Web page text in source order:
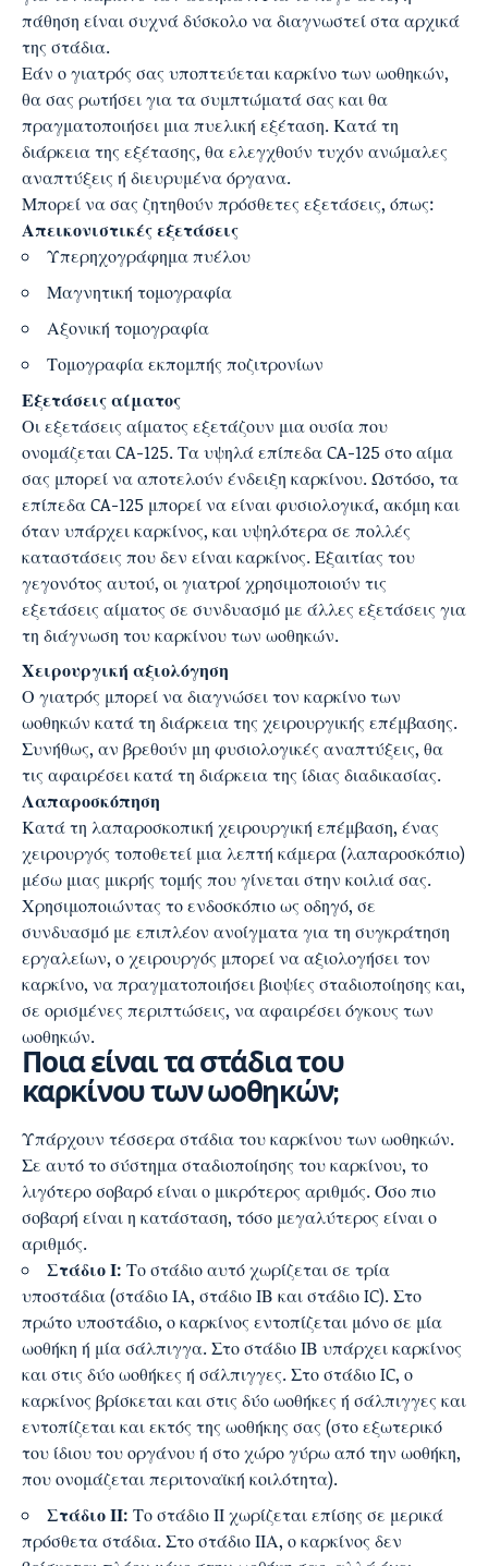
πάθηση είναι συχνά δύσκολο να διαγνωστεί στα αρχικά
της στάδια.
Εάν ο γιατρός σας υποπτεύεται καρκίνο των ωοθηκών,
θα σας ρωτήσει για τα συμπτώματά σας και θα
πραγματοποιήσει μια πυελική εξέταση. Κατά τη
διάρκεια της εξέτασης, θα ελεγχθούν τυχόν ανώμαλες
αναπτύξεις ή διευρυμένα όργανα.
Μπορεί να σας ζητηθούν πρόσθετες εξετάσεις, όπως:
Απεικονιστικές εξετάσεις
Υπερηχογράφημα πυέλου
Μαγνητική τομογραφία
Αξονική τομογραφία
Τομογραφία εκπομπής ποζιτρονίων
Εξετάσεις αίματος
Οι εξετάσεις αίματος εξετάζουν μια ουσία που
ονομάζεται CA-125. Τα υψηλά επίπεδα CA-125 στο αίμα
σας μπορεί να αποτελούν ένδειξη καρκίνου. Ωστόσο, τα
επίπεδα CA-125 μπορεί να είναι φυσιολογικά, ακόμη και
όταν υπάρχει καρκίνος, και υψηλότερα σε πολλές
καταστάσεις που δεν είναι καρκίνος. Εξαιτίας του
γεγονότος αυτού, οι γιατροί χρησιμοποιούν τις
εξετάσεις αίματος σε συνδυασμό με άλλες εξετάσεις για
τη διάγνωση του καρκίνου των ωοθηκών.
Χειρουργική αξιολόγηση
Ο γιατρός μπορεί να διαγνώσει τον καρκίνο των
ωοθηκών κατά τη διάρκεια της χειρουργικής επέμβασης.
Συνήθως, αν βρεθούν μη φυσιολογικές αναπτύξεις, θα
τις αφαιρέσει κατά τη διάρκεια της ίδιας διαδικασίας.
Λαπαροσκόπηση
Κατά τη λαπαροσκοπική χειρουργική επέμβαση, ένας
χειρουργός τοποθετεί μια λεπτή κάμερα (λαπαροσκόπιο)
μέσω μιας μικρής τομής που γίνεται στην κοιλιά σας.
Χρησιμοποιώντας το ενδοσκόπιο ως οδηγό, σε
συνδυασμό με επιπλέον ανοίγματα για τη συγκράτηση
εργαλείων, ο χειρουργός μπορεί να αξιολογήσει τον
καρκίνο, να πραγματοποιήσει βιοψίες σταδιοποίησης και,
σε ορισμένες περιπτώσεις, να αφαιρέσει όγκους των
ωοθηκών.
Ποια είναι τα στάδια του
καρκίνου των ωοθηκών;
Υπάρχουν τέσσερα στάδια του καρκίνου των ωοθηκών.
Σε αυτό το σύστημα σταδιοποίησης του καρκίνου, το
λιγότερο σοβαρό είναι ο μικρότερος αριθμός. Όσο πιο
σοβαρή είναι η κατάσταση, τόσο μεγαλύτερος είναι ο
αριθμός.
Στάδιο Ι: Το στάδιο αυτό χωρίζεται σε τρία
υποστάδια (στάδιο ΙΑ, στάδιο ΙΒ και στάδιο IC). Στο
πρώτο υποστάδιο, ο καρκίνος εντοπίζεται μόνο σε μία
ωοθήκη ή μία σάλπιγγα. Στο στάδιο ΙΒ υπάρχει καρκίνος
και στις δύο ωοθήκες ή σάλπιγγες. Στο στάδιο IC, ο
καρκίνος βρίσκεται και στις δύο ωοθήκες ή σάλπιγγες και
εντοπίζεται και εκτός της ωοθήκης σας (στο εξωτερικό
του ίδιου του οργάνου ή στο χώρο γύρω από την ωοθήκη,
που ονομάζεται περιτοναϊκή κοιλότητα).
Στάδιο ΙΙ: Το στάδιο ΙΙ χωρίζεται επίσης σε μερικά
πρόσθετα στάδια. Στο στάδιο ΙΙΑ, ο καρκίνος δεν